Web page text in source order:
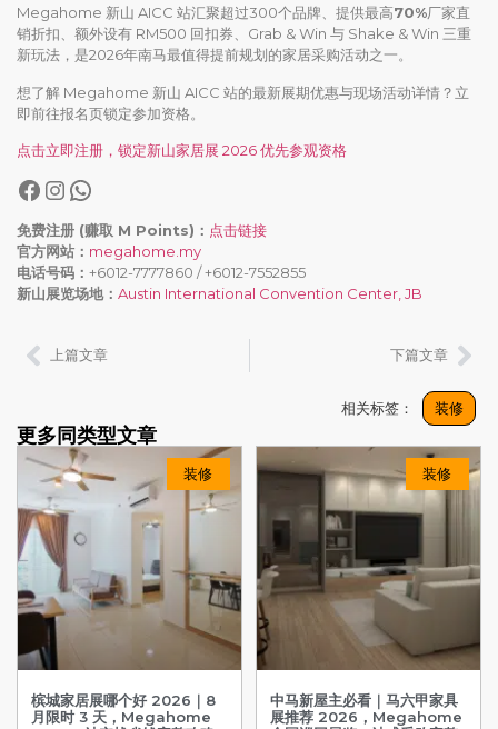
Megahome 新山 AICC 站汇聚超过300个品牌、提供最高70%厂家直
销折扣、额外设有 RM500 回扣券、Grab & Win 与 Shake & Win 三重
新玩法，是2026年南马最值得提前规划的家居采购活动之一。
想了解 Megahome 新山 AICC 站的最新展期优惠与现场活动详情？立
即前往报名页锁定参加资格。
点击立即注册，锁定新山家居展 2026 优先参观资格
免费注册 (赚取 M Points)： 点击链接
官方网站： megahome.my
电话号码： +6012-7777860 / +6012-7552855
新山展览场地： Austin International Convention Center, JB
上篇文章 下篇文章
装修
槟城家居展哪个好 2026｜8
月限时 3 天，Megahome
装修
中马新屋主必看｜马六甲家具
展推荐 2026，Megahome
相关标签： 装修
更多同类型文章